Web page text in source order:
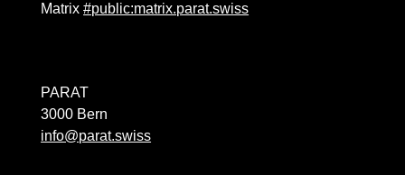
Matrix#public:matrix.parat.swiss
PARAT
3000 Bern
info@parat.swiss